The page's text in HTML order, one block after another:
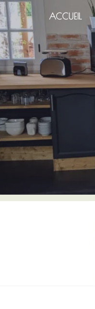
ACCUEIL